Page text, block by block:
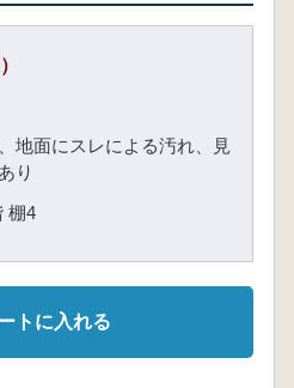
地面にスレによる汚れ、見
り
棚4
トに入れる